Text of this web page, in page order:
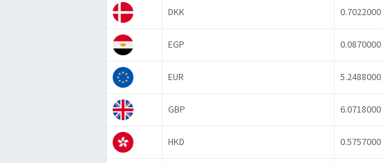
DKK 0.7022000
EGP 0.0870000
EUR 5.2488000
GBP 6.0718000
HKD 0.5757000